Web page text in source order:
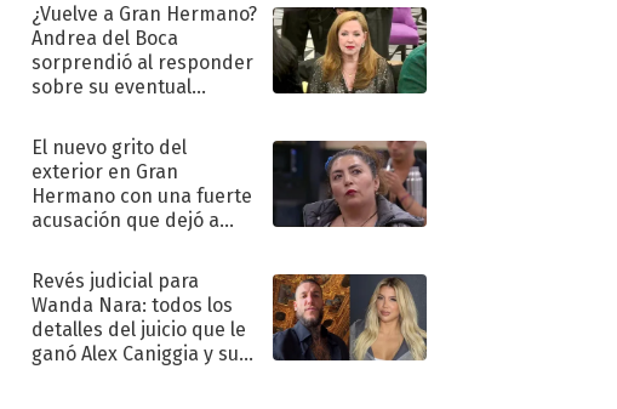
¿Vuelve a Gran Hermano?
Andrea del Boca
sorprendió al responder
sobre su eventual
El nuevo grito del
exterior en Gran
Hermano con una fuerte
acusación que dejó a
"Traidora"
Revés judicial para
Wanda Nara: todos los
detalles del juicio que le
ganó Alex Caniggia y sus